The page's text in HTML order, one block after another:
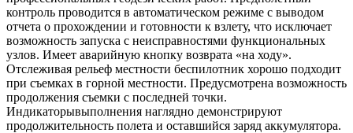
контроль проводится в автоматическом режиме с выводом
отчета о прохождении и готовности к взлету, что исключает
возможность запуска с неисправностями функциональных
узлов. Имеет аварийную кнопку возврата «на ходу».
Отслеживая рельеф местности беспилотник хорошо подходит
при съемках в горной местности. Предусмотрена возможность
продолжения съемки с последней точки.
Индикаторывыполнения наглядно демонстрируют
продолжительность полета и оставшийся заряд аккумулятора.